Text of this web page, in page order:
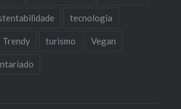
tecnologia
Trendy turismo Vegan